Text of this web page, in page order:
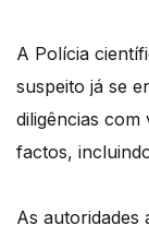
A Polícia
suspeito já se
diligências com
factos,
As autoridades